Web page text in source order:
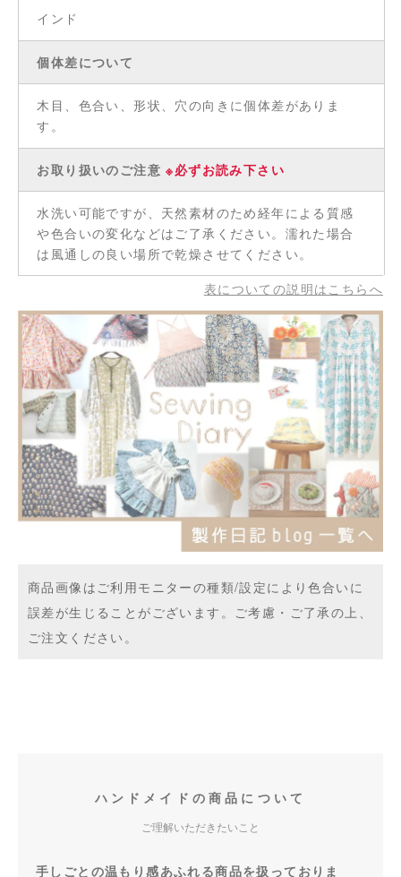
インド
個体差について
木目、色合い、形状、穴の向きに個体差がありま
す。
お取り扱いのご注意※必ずお読み下さい
水洗い可能ですが、天然素材のため経年による質感
や色合いの変化などはご了承ください。濡れた場合
は風通しの良い場所で乾燥させてください。
表についての説明はこちらへ
商品画像はご利用モニターの種類/設定により色合いに
誤差が生じることがございます。ご考慮・ご了承の上、
ご注文ください。
ハンドメイドの商品について
ご理解いただきたいこと
手しごとの温もり感あふれる商品を扱っておりま